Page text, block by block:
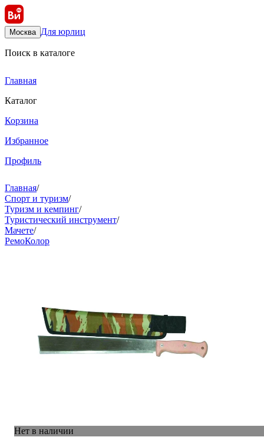
Москва Для юрлиц
Поиск в каталоге
Главная
Каталог
Корзина
Избранное
Профиль
Главная/
Спорт и туризм/
Туризм и кемпинг/
Туристический инструмент/
Мачете/
РемоКолор
Нет в наличии